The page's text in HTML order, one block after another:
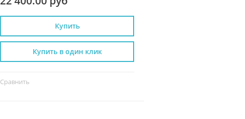
Купить
Сравнить
Купить в один клик